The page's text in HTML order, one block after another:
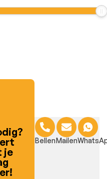
je
BellenMailen